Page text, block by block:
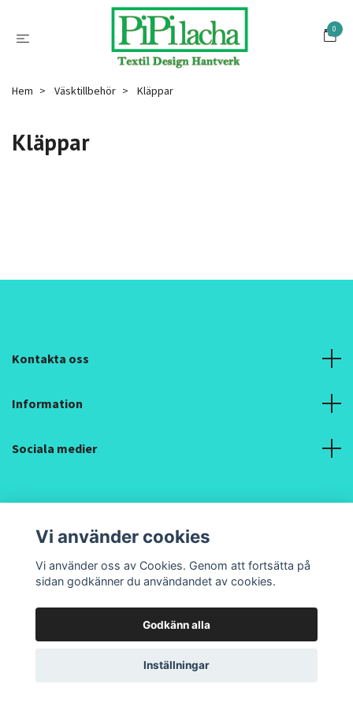
0
Hem Väsktillbehör Kläppar
Kläppar
Kontakta oss
Information
Sociala medier
© 2026 Pipilacha Textil Design och Hantverk
Vi använder cookies
Vi använder oss av Cookies. Genom att fortsätta på
sidan godkänner du användandet av cookies.
Godkänn alla
Inställningar